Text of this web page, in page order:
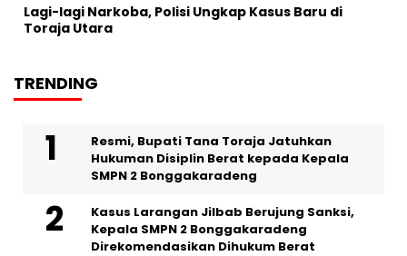
Lagi-lagi Narkoba, Polisi Ungkap Kasus Baru di
Toraja Utara
TRENDING
Resmi, Bupati Tana Toraja Jatuhkan
Hukuman Disiplin Berat kepada Kepala
SMPN 2 Bonggakaradeng
Kasus Larangan Jilbab Berujung Sanksi,
Kepala SMPN 2 Bonggakaradeng
Direkomendasikan Dihukum Berat